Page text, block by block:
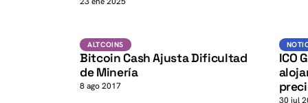
ALTCOINS
ALTCOINS
Bitcoin Cash Ajusta Dificultad
de Minería
8 ago 2017
ICO
30 jul